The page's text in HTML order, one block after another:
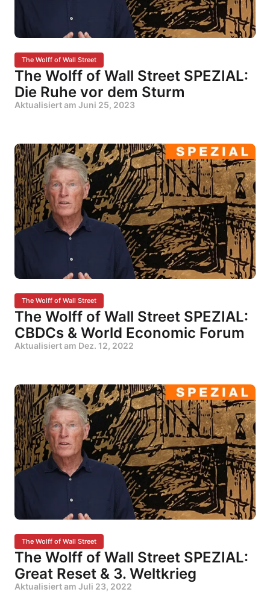
The Wolff of Wall Street
The Wolff of Wall Street SPEZIAL:
Die Ruhe vor dem Sturm
Aktualisiert am Juni 25, 2023
The Wolff of Wall Street
The Wolff of Wall Street SPEZIAL:
CBDCs & World Economic Forum
Aktualisiert am Dez. 12, 2022
The Wolff of Wall Street
The Wolff of Wall Street SPEZIAL:
Great Reset & 3. Weltkrieg
Aktualisiert am Juli 23, 2022